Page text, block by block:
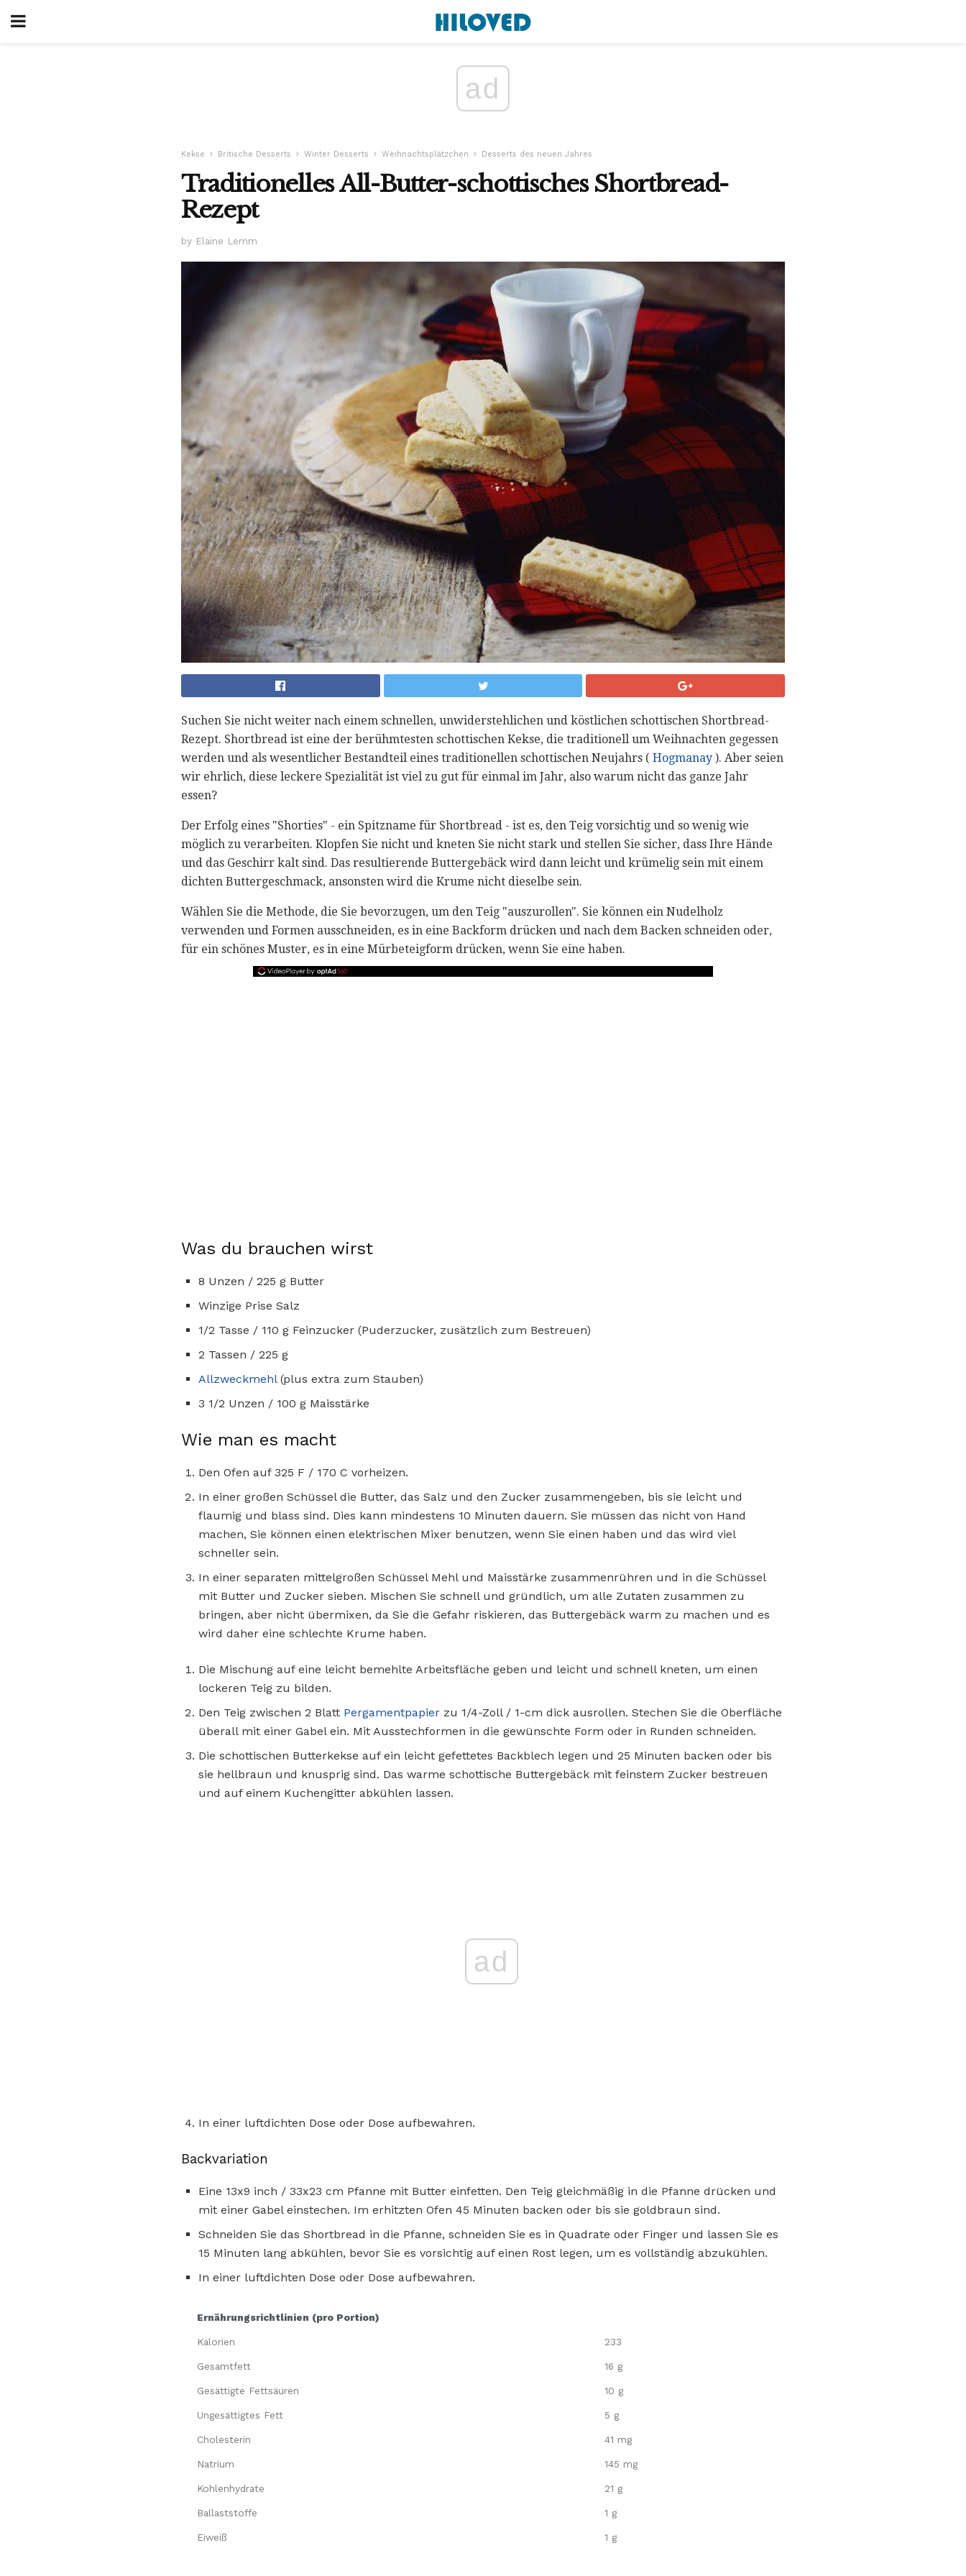
ad
Kekse Britische Desserts Winter Desserts Weihnachtsplätzchen Desserts des neuen Jahres
Traditionelles All-Butter-schottisches Shortbread-
Rezept
by Elaine Lemm
Suchen Sie nicht weiter nach einem schnellen, unwiderstehlichen und köstlichen schottischen Shortbread-
Rezept. Shortbread ist eine der berühmtesten schottischen Kekse, die traditionell um Weihnachten gegessen
werden und als wesentlicher Bestandteil eines traditionellen schottischen Neujahrs ( Hogmanay ). Aber seien
wir ehrlich, diese leckere Spezialität ist viel zu gut für einmal im Jahr, also warum nicht das ganze Jahr
essen?
Der Erfolg eines "Shorties" - ein Spitzname für Shortbread - ist es, den Teig vorsichtig und so wenig wie
möglich zu verarbeiten. Klopfen Sie nicht und kneten Sie nicht stark und stellen Sie sicher, dass Ihre Hände
und das Geschirr kalt sind. Das resultierende Buttergebäck wird dann leicht und krümelig sein mit einem
dichten Buttergeschmack, ansonsten wird die Krume nicht dieselbe sein.
Wählen Sie die Methode, die Sie bevorzugen, um den Teig "auszurollen". Sie können ein Nudelholz
verwenden und Formen ausschneiden, es in eine Backform drücken und nach dem Backen schneiden oder,
für ein schönes Muster, es in eine Mürbeteigform drücken, wenn Sie eine haben.
Was du brauchen wirst
8 Unzen / 225 g Butter
Winzige Prise Salz
1/2 Tasse / 110 g Feinzucker (Puderzucker, zusätzlich zum Bestreuen)
2 Tassen / 225 g
Allzweckmehl(plus extra zum Stauben)
3 1/2 Unzen / 100 g Maisstärke
Wie man es macht
Den Ofen auf 325 F / 170 C vorheizen.
In einer großen Schüssel die Butter, das Salz und den Zucker zusammengeben, bis sie leicht und
flaumig und blass sind. Dies kann mindestens 10 Minuten dauern. Sie müssen das nicht von Hand
machen, Sie können einen elektrischen Mixer benutzen, wenn Sie einen haben und das wird viel
schneller sein.
In einer separaten mittelgroßen Schüssel Mehl und Maisstärke zusammenrühren und in die Schüssel
mit Butter und Zucker sieben. Mischen Sie schnell und gründlich, um alle Zutaten zusammen zu
bringen, aber nicht übermixen, da Sie die Gefahr riskieren, das Buttergebäck warm zu machen und es
wird daher eine schlechte Krume haben.
Die Mischung auf eine leicht bemehlte Arbeitsfläche geben und leicht und schnell kneten, um einen
lockeren Teig zu bilden.
Den Teig zwischen 2 Blatt Pergamentpapier zu 1/4-Zoll / 1-cm dick ausrollen. Stechen Sie die Oberfläche
überall mit einer Gabel ein. Mit Ausstechformen in die gewünschte Form oder in Runden schneiden.
Die schottischen Butterkekse auf ein leicht gefettetes Backblech legen und 25 Minuten backen oder bis
sie hellbraun und knusprig sind. Das warme schottische Buttergebäck mit feinstem Zucker bestreuen
und auf einem Kuchengitter abkühlen lassen.
ad
In einer luftdichten Dose oder Dose aufbewahren.
Backvariation
Eine 13x9 inch / 33x23 cm Pfanne mit Butter einfetten. Den Teig gleichmäßig in die Pfanne drücken und
mit einer Gabel einstechen. Im erhitzten Ofen 45 Minuten backen oder bis sie goldbraun sind.
Schneiden Sie das Shortbread in die Pfanne, schneiden Sie es in Quadrate oder Finger und lassen Sie es
15 Minuten lang abkühlen, bevor Sie es vorsichtig auf einen Rost legen, um es vollständig abzukühlen.
In einer luftdichten Dose oder Dose aufbewahren.
Ernährungsrichtlinien (pro Portion)
Kalorien 233
Gesamtfett 16 g
Gesättigte Fettsäuren 10 g
Ungesättigtes Fett 5 g
Cholesterin 41 mg
Natrium 145 mg
Kohlenhydrate 21 g
Ballaststoffe 1 g
Eiweiß 1 g